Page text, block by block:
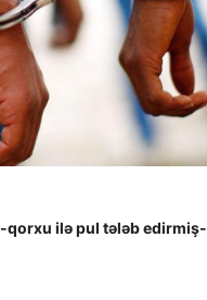
qorxu ilə pul tələb edirmiş-